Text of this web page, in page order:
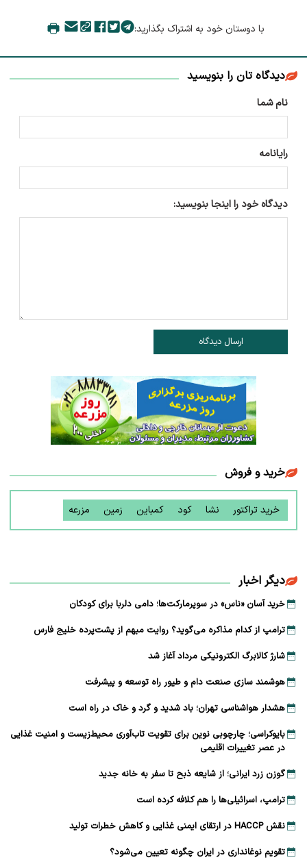
با دوستان خود به اشتراک بگذارید:
دیدگاه تان را بنویسید
نام شما
رایانامه
دیدگاه خود را اینجا بنویسید:
ارسال دیدگاه
خرید و فروش
خرید تراکتور نشا کود کمباین زمین مزرعه
دیگر اخبار
خرید آسان «ناس» در سوپرمارکت‌ها؛ دامی دلربا برای کودکان
ترامپ از کدام مذاکره می‌گوید؟ روایت مبهم از پشت‌پرده خلیج فارس
شارژ کالابرگ الکترونیکی مرداد آغاز شد
هوشمند سازی صنعت دام و طیور راه توسعه و پیشرفت
هشدار هواشناسی تهران؛ باد شدید و گرد و خاک در راه است
بایوکراسی؛ چارچوبی نوین برای تقویت تاب‌آوری محیط‌زیست و امنیت غذایی
در عصر تغییرات اقلیمی
گوزن زرد ایرانی؛ از شایعه ذبح تا سفر به خانه جدید
ترامپ، اسرائیلی‌ها را هم کلافه کرده است
نقش HACCP در ارتقای ایمنی غذایی و کاهش خطرات تولید
تقویم نوغانداری در ایران چگونه تعیین می‌شود؟